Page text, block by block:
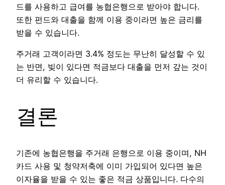
드를 사용하고 급여를 농협은행으로 받아야 합니다.
또한 펀드와 대출을 함께 이용 중이라면 높은 금리를
받을 수 있습니다.
주거래 고객이라면 3.4% 정도는 무난히 달성할 수 있
는 반면, 빚이 있다면 적금보다 대출을 먼저 갚는 것이
더 유리할 수 있습니다.
결론
기존에 농협은행을 주거래 은행으로 이용 중이며, NH
카드 사용 및 청약저축에 이미 가입되어 있다면 높은
이자율을 받을 수 있는 좋은 적금 상품입니다. 다수의